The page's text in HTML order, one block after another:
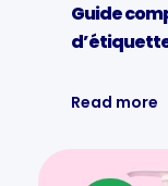
Guide
Read more